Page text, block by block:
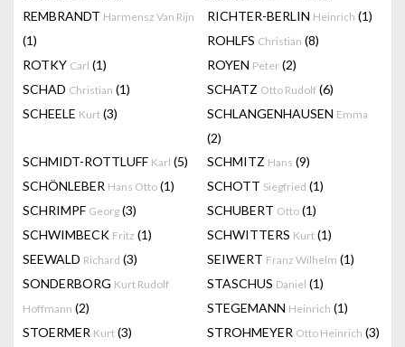
REMBRANDT Harmensz Van Rijn
(1)
RICHTER-BERLIN Heinrich (1)
ROHLFS Christian (8)
ROTKY Carl (1) ROYEN Peter (2)
SCHAD Christian (1) SCHATZ Otto Rudolf (6)
SCHEELE Kurt (3) SCHLANGENHAUSEN Emma
(2)
SCHMIDT-ROTTLUFF Karl (5) SCHMITZ Hans (9)
SCHÖNLEBER Hans Otto (1) SCHOTT Siegfried (1)
SCHRIMPF Georg (3) SCHUBERT Otto (1)
SCHWIMBECK Fritz (1) SCHWITTERS Kurt (1)
SEEWALD Richard (3) SEIWERT Franz Wilhelm (1)
SONDERBORG Kurt Rudolf
Hoffmann (2)
STASCHUS Daniel (1)
STEGEMANN Heinrich (1)
STOERMER Kurt (3) STROHMEYER Otto Heinrich (3)